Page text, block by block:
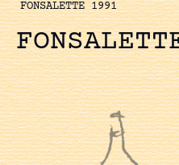
FONSALETTE 1991